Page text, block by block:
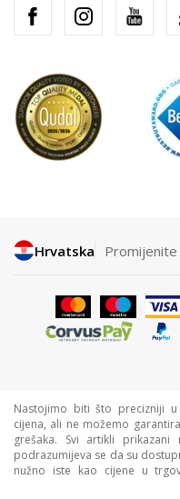
Hrvatska Promijenite
Nastojimo biti što precizniji
cijena, ali ne možemo
grešaka. Svi artikli
podrazumijeva se da su
nužno iste kao cijene u